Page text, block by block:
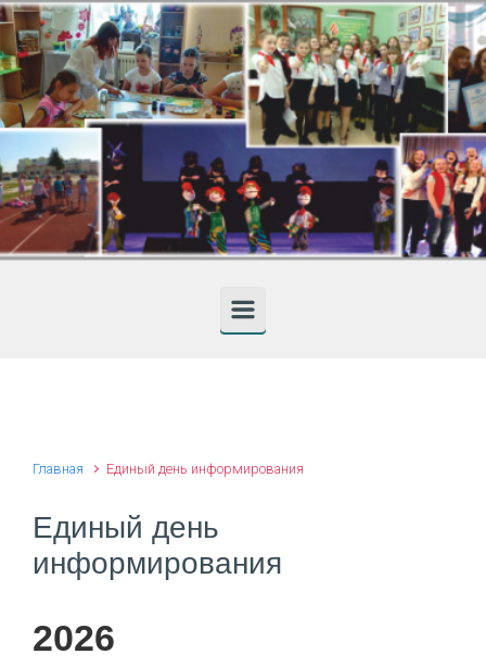
Skip to main content
Главная Единый день информирования
Единый день
информирования
2026